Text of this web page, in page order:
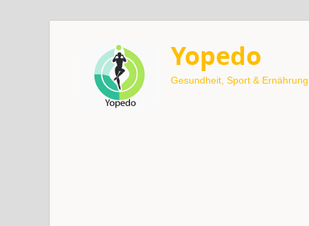
Yopedo
Gesundheit, Sport & Ernährung